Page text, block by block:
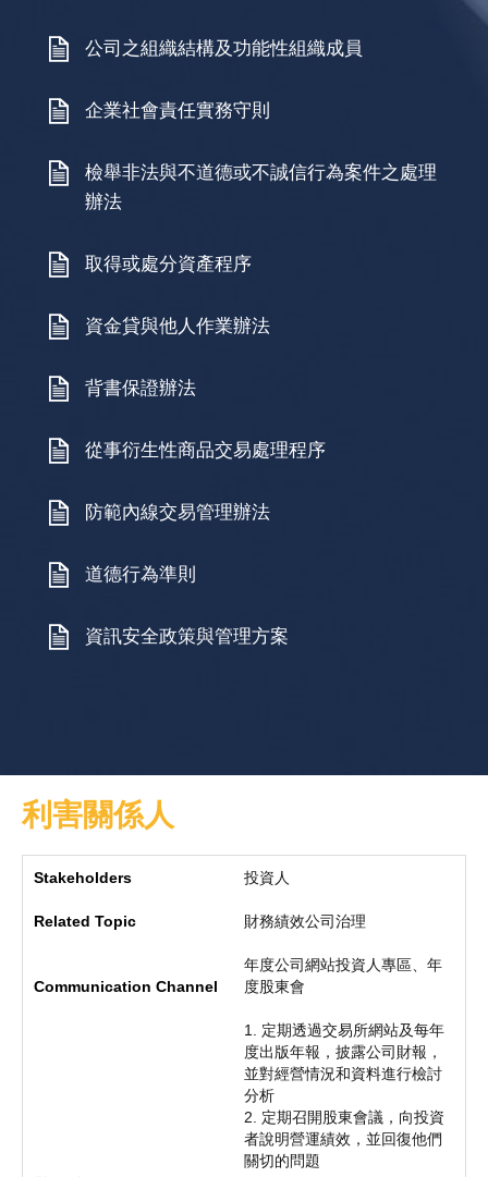
公司之組織結構及功能性組織成員
企業社會責任實務守則
檢舉非法與不道德或不誠信行為案件之處理
辦法
取得或處分資產程序
資金貸與他人作業辦法
背書保證辦法
從事衍生性商品交易處理程序
防範內線交易管理辦法
道德行為準則
資訊安全政策與管理方案
利害關係人
投資人
財務績效公司治理
年度公司網站投資人專區、年
度股東會
1. 定期透過交易所網站及每年
度出版年報，披露公司財報，
並對經營情況和資料進行檢討
分析
2. 定期召開股東會議，向投資
者說明營運績效，並回復他們
關切的問題